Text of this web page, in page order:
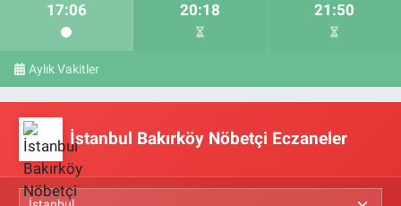
17:06 20:18 21:50
Aylık Vakitler
İstanbul Bakırköy Nöbetçi Eczaneler